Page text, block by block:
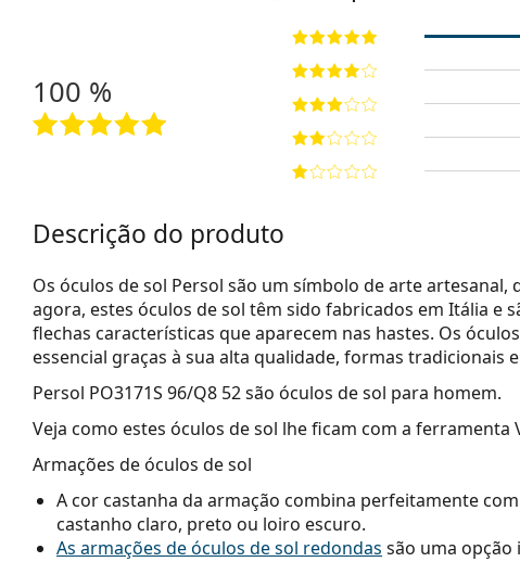
100 %
Descrição do produto
Os óculos de sol Persol são um símbolo de arte
agora, estes óculos de sol têm sido fabricados em Itália e
flechas características que aparecem nas hastes. Os
essencial graças à sua alta qualidade, formas tradicionais
Persol PO3171S 96/Q8 52são óculos de sol para homem.
Veja como estes óculos de sol lhe ficam com a ferramenta
Armações de óculos de sol
A cor castanha da armação combina perfeitamente
castanho claro, preto ou loiro escuro.
As armações de óculos de sol redondas são uma